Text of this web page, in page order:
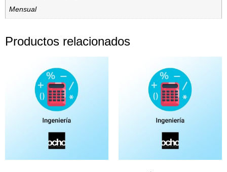
Mensual
Productos relacionados